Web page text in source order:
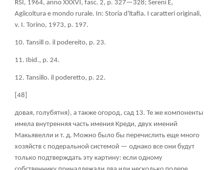
RSI, 1964, anno XXXVI, fasc. 2, p. 327—328; Sereni E,
Agiicoltura e mondo rurale. In: Storia d'ltafia. I caratteri originali,
v. I. Torino, 1973, p. 197.
10. Tansill о. il podereito, p. 23.
11. Ibid., p. 24.
12. Tansillo. il poderetto, p. 22.
[48]
довая, голубятня), а также огород, сад 13. Те же компоненты
имела внутренняя часть имения Креди, двух имений
Макьявелли и т. д. Можно было бы перечислить еще много
хозяйств с подеральной системой — однако все они будут
только подтверждать эту картину: если одному